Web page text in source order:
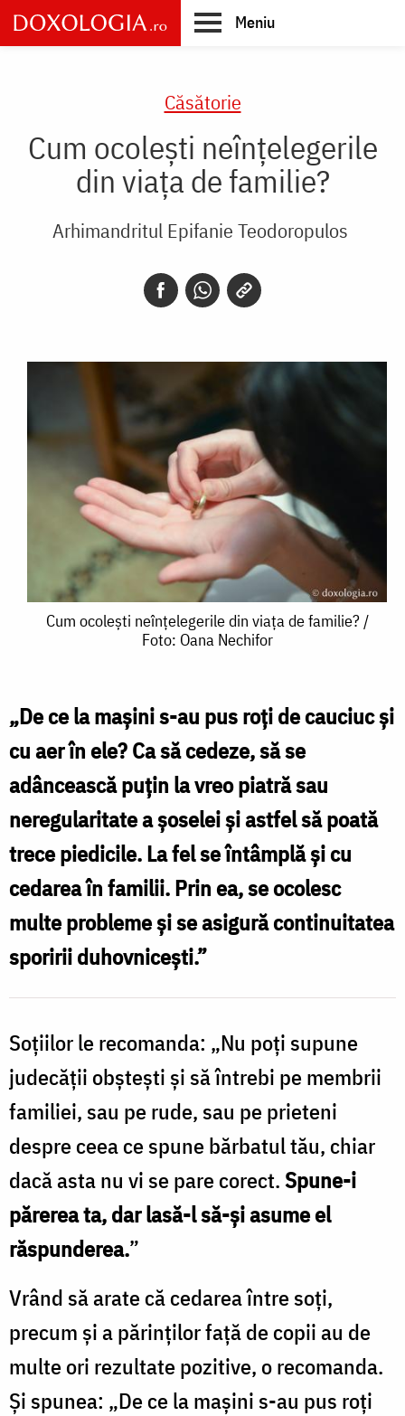
Skip
to
main
Meniu
Căsătorie
Cum ocolești neînțelegerile
din viața de familie?
Arhimandritul Epifanie Teodoropulos
Cum
din
viața
de
familie?
Foto:
Oana
Nechifor
Cum ocolești neînțelegerile din viața de familie? /
Foto: Oana Nechifor
„De ce la maşini s-au pus roți de cauciuc şi
cu aer în ele? Ca să cedeze, să se
adâncească puţin la vreo piatră sau
neregularitate a şoselei şi astfel să poată
trece piedicile. La fel se întâmplă şi cu
cedarea în familii. Prin ea, se ocolesc
multe probleme şi se asigură continuitatea
sporirii duhovniceşti.”
Soţiilor le recomanda: „Nu poţi supune
judecăţii obşteşti şi să întrebi pe membrii
familiei, sau pe rude, sau pe prieteni
despre ceea ce spune bărbatul tău, chiar
dacă asta nu vi se pare corect.Spune-i
părerea ta, dar lasă-l să-şi asume el
răspunderea.”
Vrând să arate că cedarea între soți,
precum şi a părinţilor faţă de copii au de
multe ori rezultate pozitive, o recomanda.
Şi spunea: „De ce la maşini s-au pus roți